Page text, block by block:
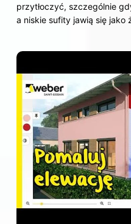
przytłoczyć, szczególnie
a niskie sufity jawią się